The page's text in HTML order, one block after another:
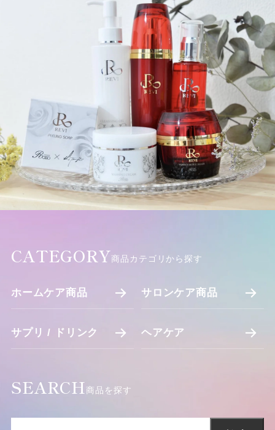
CATEGORY商品カテゴリから探す
ホームケア商品 サロンケア商品
サプリ / ドリンク ヘアケア
SEARCH商品を探す